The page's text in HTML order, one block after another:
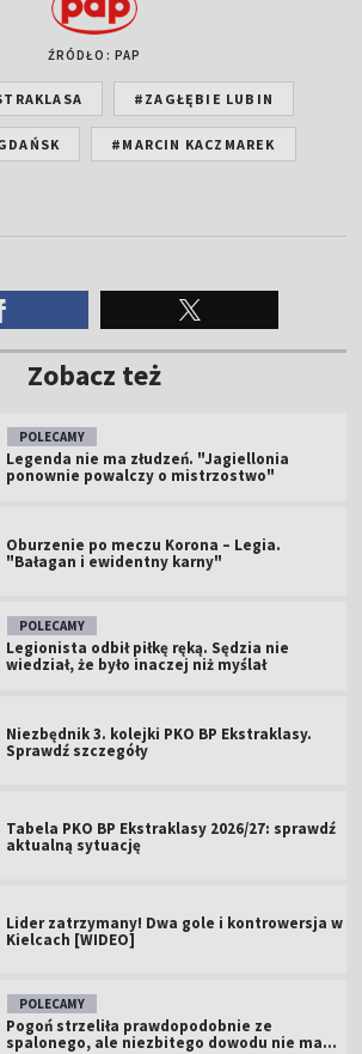
ŹRÓDŁO: PAP
#ZAGŁĘBIE LUBIN
#MARCIN KACZMAREK
Zobacz też
POLECAMY
Legenda nie ma złudzeń. "Jagiellonia
ponownie powalczy o mistrzostwo"
Oburzenie po meczu Korona – Legia.
"Bałagan i ewidentny karny"
POLECAMY
Legionista odbił piłkę ręką. Sędzia nie
wiedział, że było inaczej niż myślał
Niezbędnik 3. kolejki PKO BP Ekstraklasy.
Sprawdź szczegóły
Tabela PKO BP Ekstraklasy 2026/27: sprawdź
aktualną sytuację
Lider zatrzymany! Dwa gole i kontrowersja w
Kielcach [WIDEO]
POLECAMY
Pogoń strzeliła prawdopodobnie ze
spalonego, ale niezbitego dowodu nie ma...